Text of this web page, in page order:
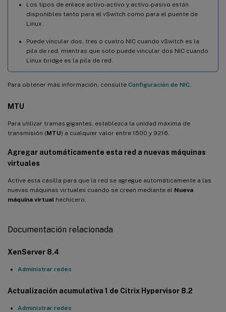
Los tipos de enlace activo-activo y activo-pasivo están
disponibles tanto para el vSwitch como para el puente de
Linux.
Puede vincular dos, tres o cuatro NIC cuando vSwitch es la
pila de red, mientras que solo puede vincular dos NIC cuando
Linux bridge es la pila de red.
Para obtener más información, consulte Configuración de NIC
MTU
Para utilizar tramas gigantes, establezca la unidad máxima de
transmisión (MTU) a cualquier valor entre 1500 y 9216.
Agregar automáticamente esta red a nuevas máquinas
virtuales
Active esta casilla para que la red se agregue automáticamente a las
nuevas máquinas virtuales cuando se creen mediante el Nueva
máquina virtual hechicero.
Documentación relacionada
XenServer 8.4
Administrar redes
Actualización acumulativa 1 de Citrix Hypervisor 8.2
Administrar redes